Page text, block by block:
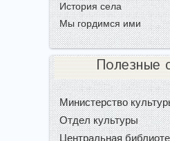
История села
Мы гордимся ими
Полезные
Министерство
Отдел культуры
Центральная